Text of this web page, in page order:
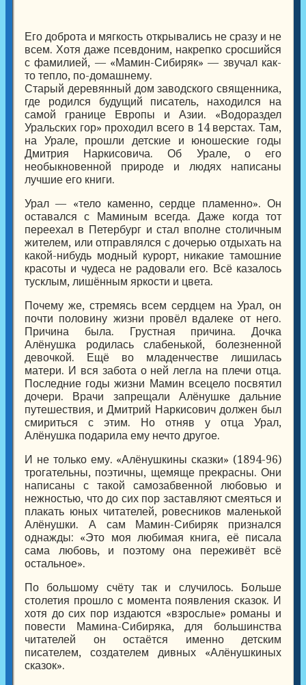
Его доброта и мягкость открывались не сразу и не
всем. Хотя даже псевдоним, накрепко сросшийся
с фамилией, — «Мамин-Сибиряк» — звучал как-
то тепло, по-домашнему.
Старый деревянный дом заводского священника,
где родился будущий писатель, находился на
самой границе Европы и Азии. «Водораздел
Уральских гор» проходил всего в 14 верстах. Там,
на Урале, прошли детские и юношеские годы
Дмитрия Наркисовича. Об Урале, о его
необыкновенной природе и людях написаны
лучшие его книги.
Урал — «тело каменно, сердце пламенно». Он
оставался с Маминым всегда. Даже когда тот
переехал в Петербург и стал вполне столичным
жителем, или отправлялся с дочерью отдыхать на
какой-нибудь модный курорт, никакие тамошние
красоты и чудеса не радовали его. Всё казалось
тусклым, лишённым яркости и цвета.
Почему же, стремясь всем сердцем на Урал, он
почти половину жизни провёл вдалеке от него.
Причина была. Грустная причина. Дочка
Алёнушка родилась слабенькой, болезненной
девочкой. Ещё во младенчестве лишилась
матери. И вся забота о ней легла на плечи отца.
Последние годы жизни Мамин всецело посвятил
дочери. Врачи запрещали Алёнушке дальние
путешествия, и Дмитрий Наркисович должен был
смириться с этим. Но отняв у отца Урал,
Алёнушка подарила ему нечто другое.
И не только ему. «Алёнушкины сказки» (1894-96)
трогательны, поэтичны, щемяще прекрасны. Они
написаны с такой самозабвенной любовью и
нежностью, что до сих пор заставляют смеяться и
плакать юных читателей, ровесников маленькой
Алёнушки. А сам Мамин-Сибиряк признался
однажды: «Это моя любимая книга, её писала
сама любовь, и поэтому она переживёт всё
остальное».
По большому счёту так и случилось. Больше
столетия прошло с момента появления сказок. И
хотя до сих пор издаются «взрослые» романы и
повести Мамина-Сибиряка, для большинства
читателей он остаётся именно детским
писателем, создателем дивных «Алёнушкиных
сказок».